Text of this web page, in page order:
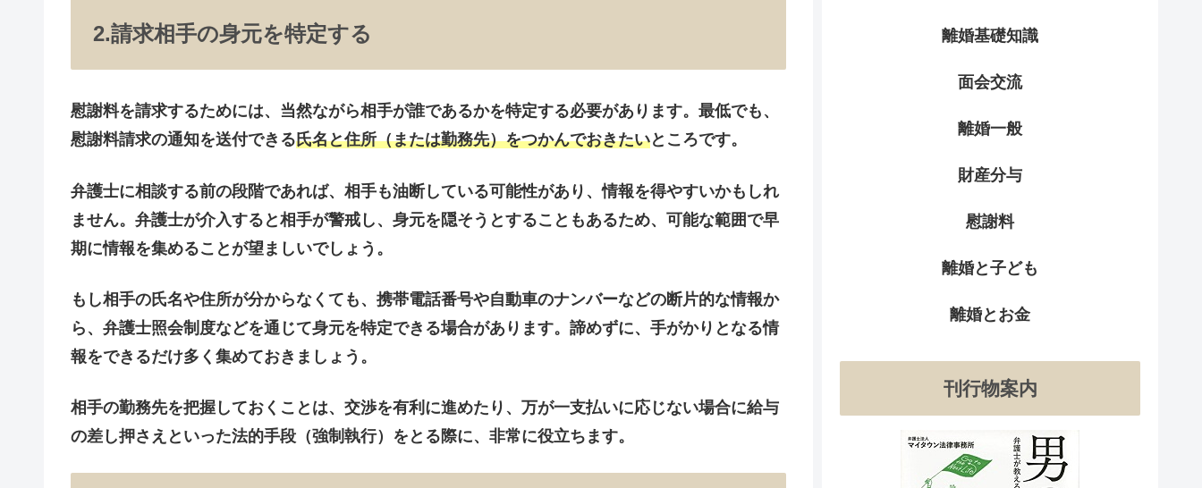
2.請求相手の身元を特定する
慰謝料を請求するためには、当然ながら相手が誰であるかを特定する必要があります。最低でも、
慰謝料請求の通知を送付できる氏名と住所（または勤務先）をつかんでおきたいところです。
弁護士に相談する前の段階であれば、相手も油断している可能性があり、情報を得やすいかもしれ
ません。弁護士が介入すると相手が警戒し、身元を隠そうとすることもあるため、可能な範囲で早
期に情報を集めることが望ましいでしょう。
もし相手の氏名や住所が分からなくても、 携帯電話番号や自動車のナンバーなどの断片的な情報か
ら、弁護士照会制度などを通じて身元を特定できる場合があります。諦めずに、手がかりとなる情
報をできるだけ多く集めておきましょう。
相手の勤務先を把握しておくことは、交渉を有利に進めたり、万が一支払いに応じない場合に給与
の差し押さえといった法的手段（強制執行）をとる際に、非常に役立ちます。
離婚基礎知識
面会交流
離婚一般
財産分与
慰謝料
離婚と子ども
離婚とお金
刊行物案内